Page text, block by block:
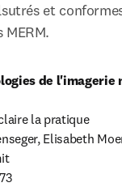
et
de l'imagerie
la pratique
Elisabeth